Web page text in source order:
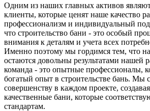
Одним из наших главных активов
клиенты, которые ценят наше качество
профессионализм и индивидуальный
что строительство бани - это особый
внимания к деталям и учета всех
Именно поэтому мы гордимся тем, что
остаются довольны результатами нашей
команда - это опытные профессионалы,
богатый опыт в строительстве бань. Мы
совершенству в каждом проекте,
качественные бани, которые
стандартам.